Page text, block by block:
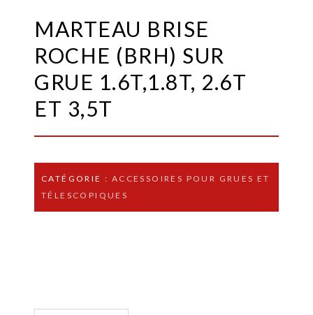
MARTEAU BRISE
ROCHE (BRH) SUR
GRUE 1.6T,1.8T, 2.6T
ET 3,5T
CATÉGORIE : ACCESSOIRES POUR GRUES ET
TÉLESCOPIQUES